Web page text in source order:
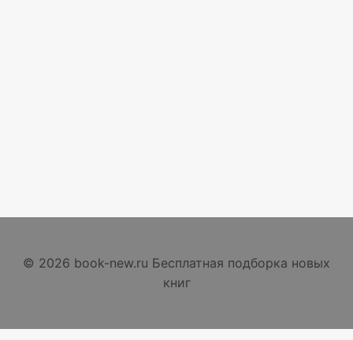
© 2026 book-new.ru Бесплатная подборка новых
книг